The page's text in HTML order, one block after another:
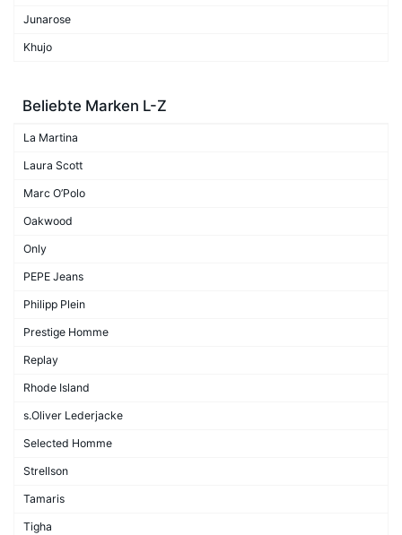
Junarose
Khujo
Beliebte Marken L-Z
La Martina
Laura Scott
Marc O’Polo
Oakwood
Only
PEPE Jeans
Philipp Plein
Prestige Homme
Replay
Rhode Island
s.Oliver Lederjacke
Selected Homme
Strellson
Tamaris
Tigha